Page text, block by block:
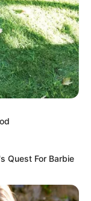
Quest For Barbie